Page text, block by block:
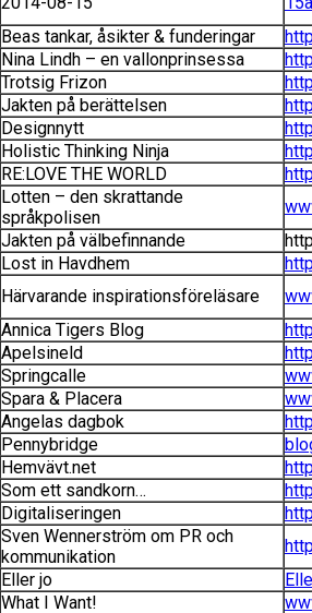
Beas tankar, åsikter & funderingar
Nina Lindh – en vallonprinsessa
Trotsig Frizon
Jakten på berättelsen
Designnytt
Holistic Thinking Ninja
RE:LOVE THE WORLD
Lotten – den skrattande
språkpolisen
Jakten på välbefinnande
Lost in Havdhem
Härvarande inspirationsföreläsare
Annica Tigers Blog
Apelsineld
Springcalle
Spara & Placera
Angelas dagbok
Pennybridge
Hemvävt.net
Som ett sandkorn…
Digitaliseringen
Sven Wennerström om PR och
kommunikation
Eller jo
What I Want!